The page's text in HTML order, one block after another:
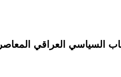
السياسي العراقي المعاصر